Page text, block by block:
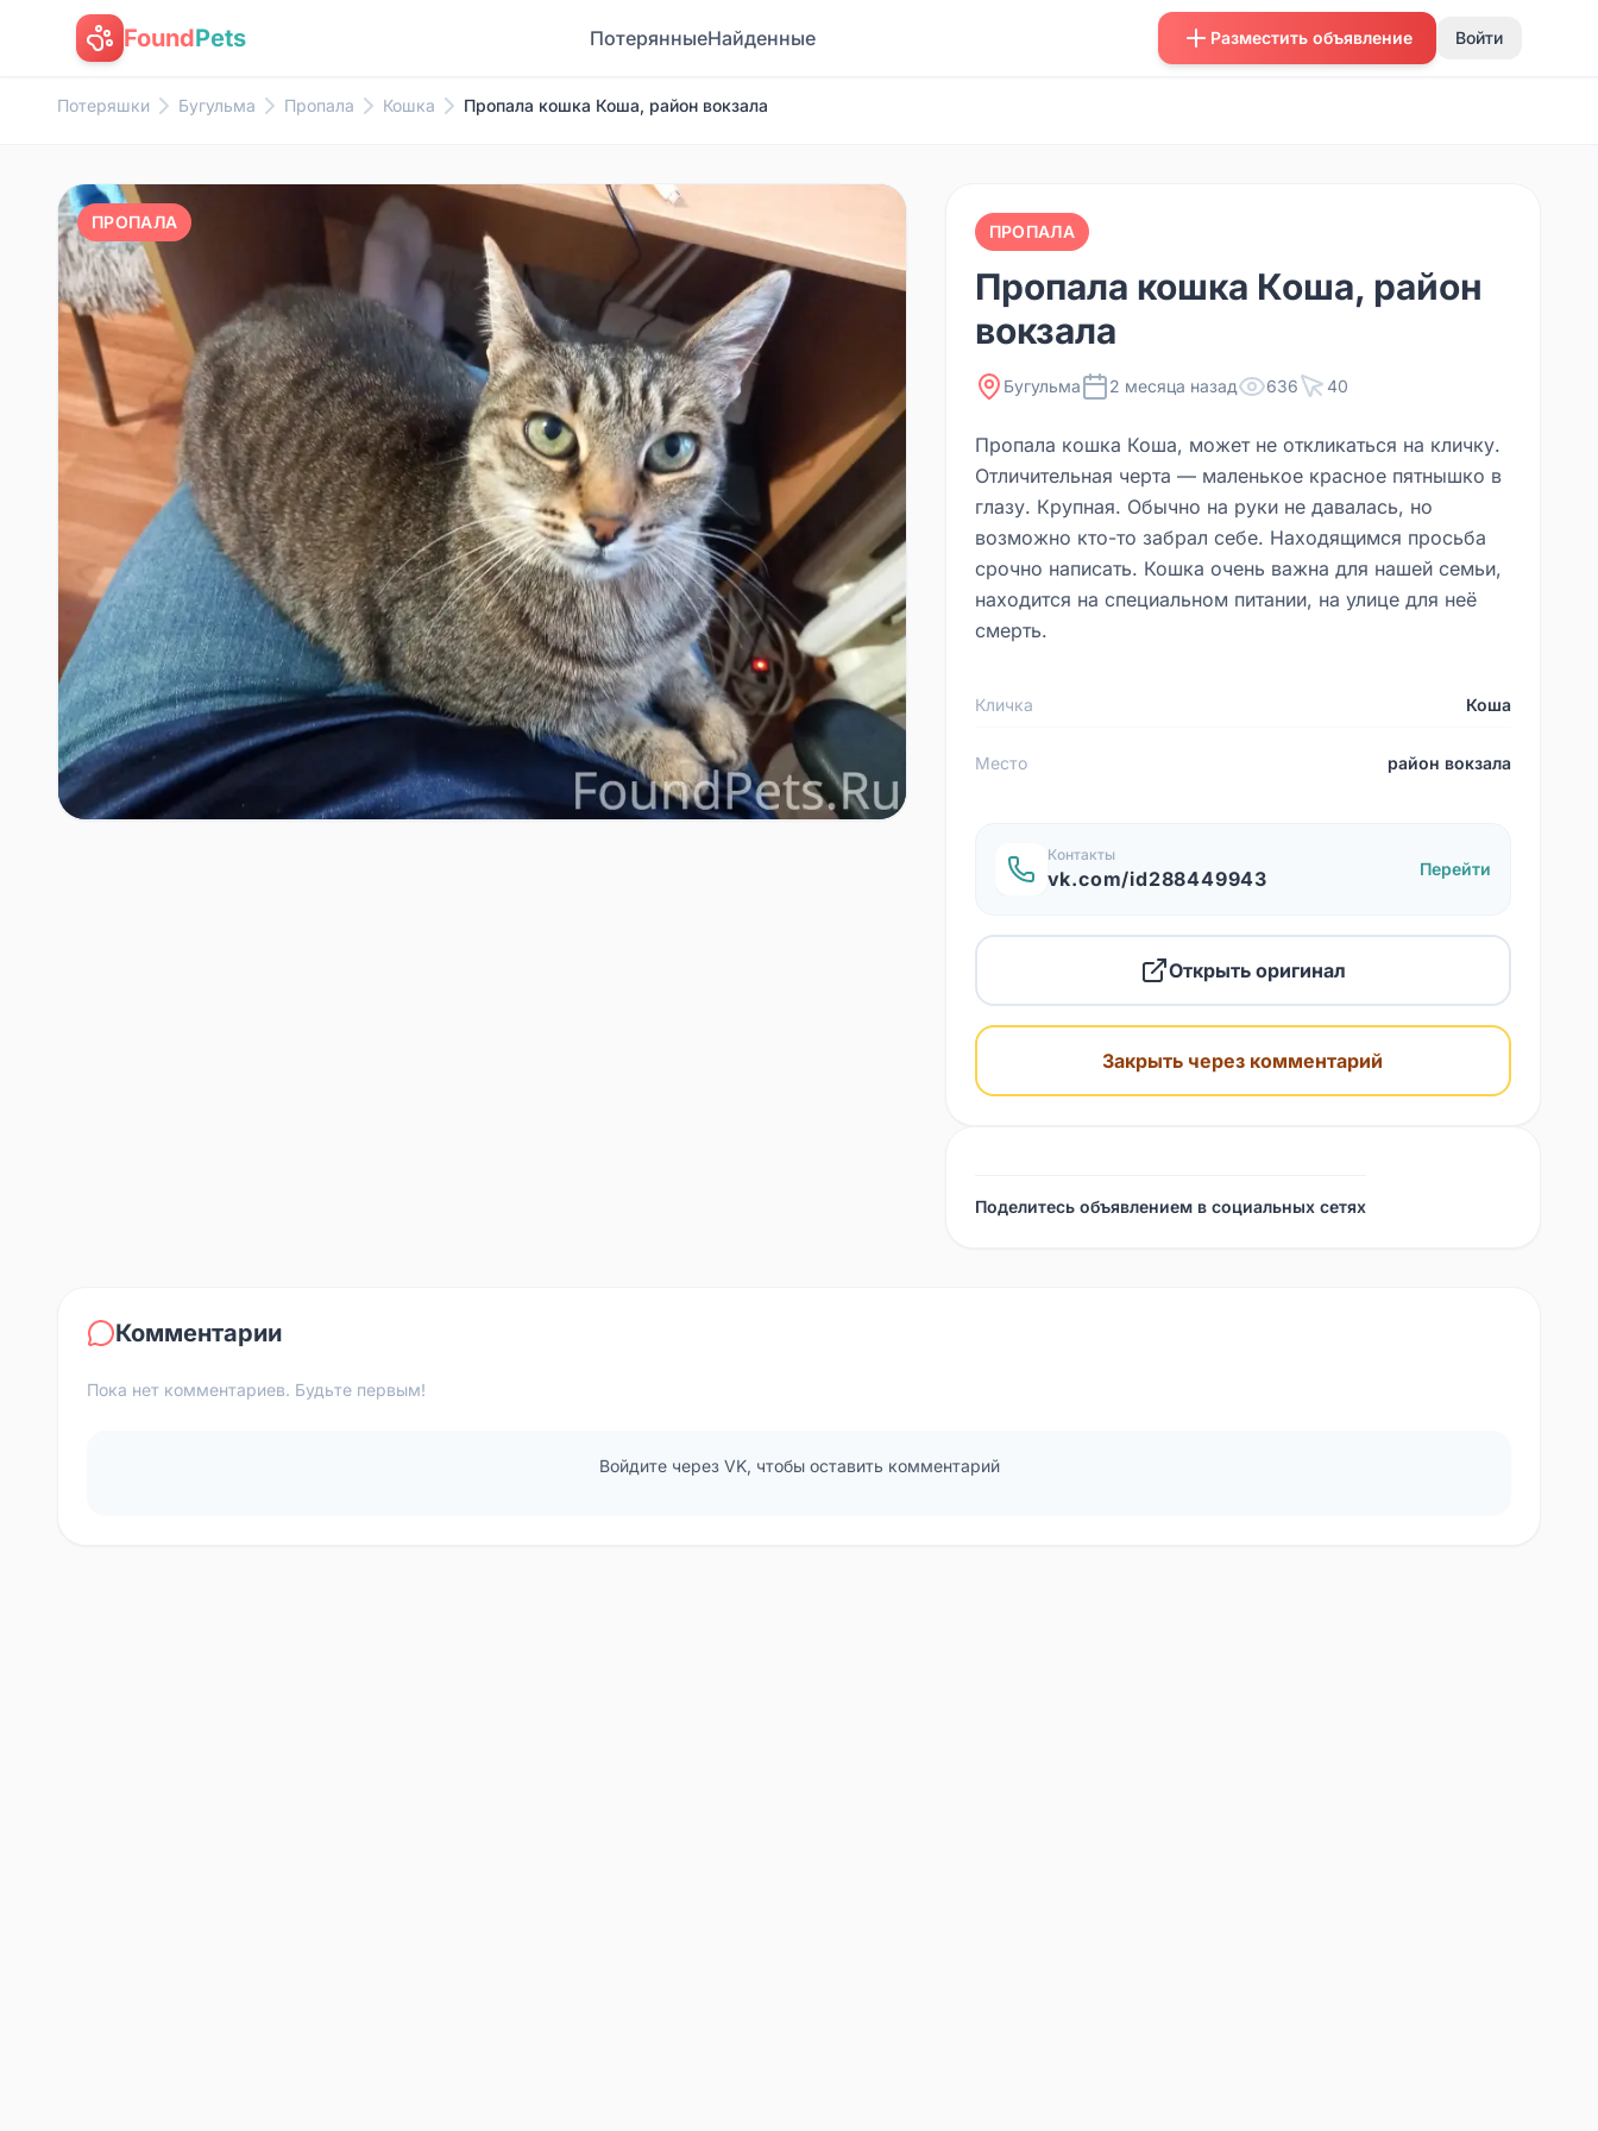
FoundPets ПотерянныеНайденные Разместить объявление Войти
Потеряшки Бугульма Пропала Кошка Пропала кошка Коша, район вокзала
ПРОПАЛА ПРОПАЛА
Пропала кошка Коша, район
вокзала
Бугульма 2 месяца назад 636 40
Пропала кошка Коша, может не откликаться на кличку.
Отличительная черта — маленькое красное пятнышко в
глазу. Крупная. Обычно на руки не давалась, но
возможно кто-то забрал себе. Находящимся просьба
срочно написать. Кошка очень важна для нашей семьи,
находится на специальном питании, на улице для неё
смерть.
Кличка Коша
Место район вокзала
Контакты
vk.com/id288449943 Перейти
Открыть оригинал
Закрыть через комментарий
Поделитесь объявлением в социальных сетях
Комментарии
Пока нет комментариев. Будьте первым!
Войдите через VK, чтобы оставить комментарий